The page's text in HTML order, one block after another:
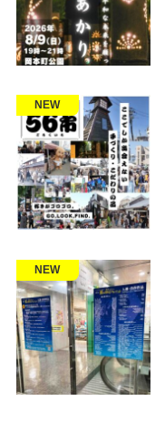
NEW
地域貢献
NEW
お知らせ